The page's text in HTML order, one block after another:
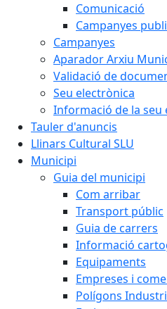
Comunicació
Campanyes
Campanyes
Aparador Arxiu
Validació de
Seu electrònica
Informació de la seu
Tauler d'anuncis
Llinars Cultural SLU
Municipi
Guia del municipi
Com arribar
Transport públic
Guia de carrers
Informació
Equipaments
Empreses i
Polígons